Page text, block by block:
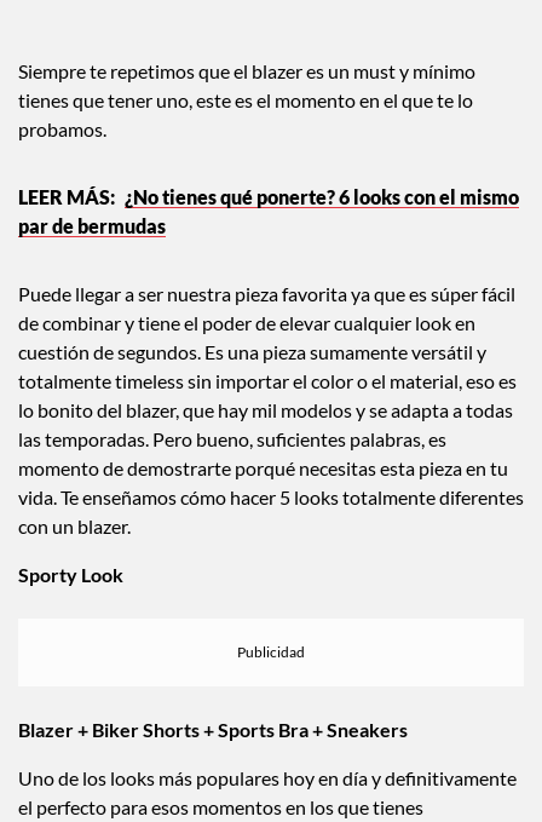
Siempre te repetimos que el blazer es un must y mínimo
tienes que tener uno, este es el momento en el que te lo
probamos.
¿No tienes qué ponerte? 6 looks con el mismo
par de bermudas
Puede llegar a ser nuestra pieza favorita ya que es súper fácil
de combinar y tiene el poder de elevar cualquier look en
cuestión de segundos. Es una pieza sumamente versátil y
totalmente timeless sin importar el color o el material, eso es
lo bonito del blazer, que hay mil modelos y se adapta a todas
las temporadas. Pero bueno, suficientes palabras, es
momento de demostrarte porqué necesitas esta pieza en tu
vida. Te enseñamos cómo hacer 5 looks totalmente diferentes
con un blazer.
Sporty Look
Blazer + Biker Shorts + Sports Bra + Sneakers
Uno de los looks más populares hoy en día y definitivamente
el perfecto para esos momentos en los que tienes